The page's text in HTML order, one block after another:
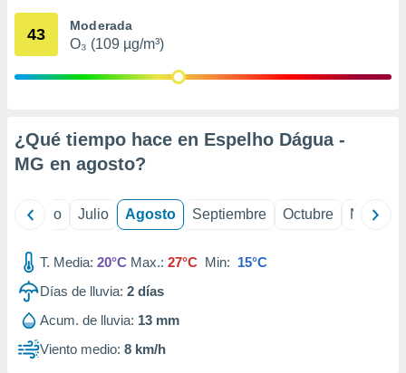
mediante
publicidad
1199
43 Moderada
O₃ (109 µg/m³)
¿Qué tiempo hace en Espelho Dágua -
MG en agosto?
Junio Julio Agosto Septiembre Octubre
T. Media: 20°C Max.: 27°C Min: 15°C
Días de lluvia: 2 días
Acum. de lluvia: 13 mm
Viento medio: 8 km/h